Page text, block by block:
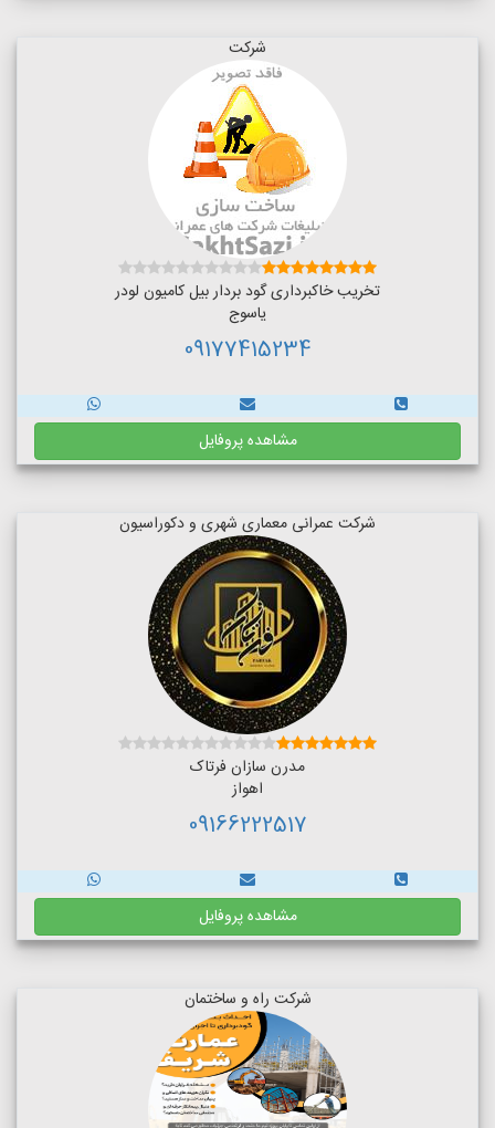
شرکت
تخریب خاکبرداری گود بردار بیل کامیون لودر
یاسوج
09177415234
مشاهده پروفایل
شرکت عمرانی معماری شهری و دکوراسیون
مدرن سازان فرتاک
اهواز
09166222517
مشاهده پروفایل
شرکت راه و ساختمان